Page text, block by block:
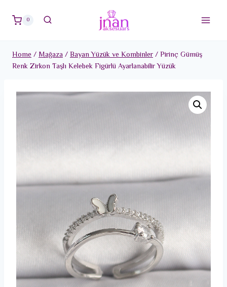
0
Home/Mağaza/Bayan Yüzük ve Kombinler/Pirinç Gümüş
Renk Zirkon Taşlı Kelebek Figürlü Ayarlanabilir Yüzük